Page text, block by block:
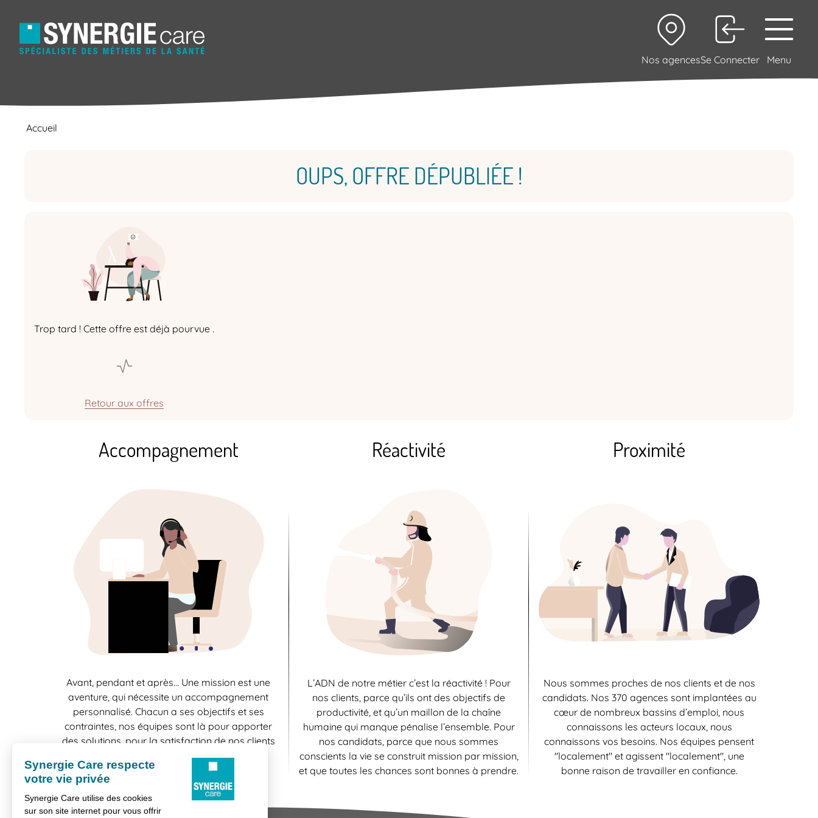
Nos agencesSe Connecter Menu
Accueil
OUPS, OFFRE DÉPUBLIÉE !
Trop tard ! Cette offre est déjà pourvue .
Retour aux offres
Accompagnement
Avant, pendant et après… Une mission est une
aventure, qui nécessite un accompagnement
personnalisé. Chacun a ses objectifs et ses
contraintes, nos équipes sont là pour apporter
des solutions, pour la satisfaction de nos clients
comme celle de nos candidats.
Réactivité
L’ADN de notre métier c’est la réactivité ! Pour
nos clients, parce qu’ils ont des objectifs de
productivité, et qu’un maillon de la chaîne
humaine qui manque pénalise l’ensemble. Pour
nos candidats, parce que nous sommes
conscients la vie se construit mission par mission,
et que toutes les chances sont bonnes à prendre.
Proximité
Nous sommes proches de nos clients et de nos
candidats. Nos 370 agences sont implantées au
cœur de nombreux bassins d’emploi, nous
connaissons les acteurs locaux, nous
connaissons vos besoins. Nos équipes pensent
"localement" et agissent "localement", une
bonne raison de travailler en confiance.